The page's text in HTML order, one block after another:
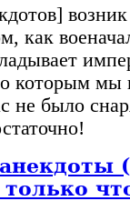
возник
как
которым мы
не было